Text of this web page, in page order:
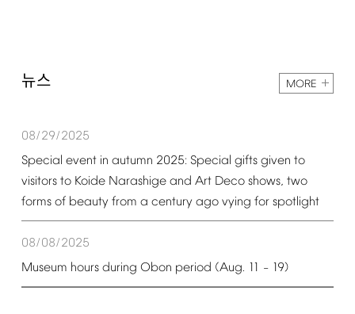
뉴스 MORE
08/29/2025
Special event in autumn 2025: Special gifts given to
visitors to Koide Narashige and Art Deco shows, two
forms of beauty from a century ago vying for spotlight
08/08/2025
Museum hours during Obon period (Aug. 11 – 19)